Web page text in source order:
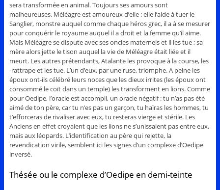
sera transformée en animal. Toujours ses amours sont
malheureuses. Méléagre est amoureux d’elle : elle l’aide à tuer le
Sanglier, monstre auquel comme chaque héros grec, il a à se mesurer
pour conquérir le royaume auquel il a droit et la femme qu’il aime.
Mais Méléagre se dispute avec ses oncles maternels et il les tue ; sa
mère alors jette le tison auquel la vie de Méléagre était liée et il
meurt. Les autres prétendants, Atalante les provoque à la course, les
-rattrape et les tue. L’un d’eux, par une ruse, triomphe. A peine les
époux ont-ils célébré leurs noces que les dieux irrites (les époux ont
consommé le coït dans un temple) les transforment en lions. Comme
pour Oedipe, l’oracle est accompli, un oracle négatif : tu n’as pas été
aimé de ton père, car tu n’es pas un garçon, tu haïras les hommes, tu
t’efforceras de rivaliser avec eux, tu resteras vierge et stérile. Les
Anciens en effet croyaient que les lions ne s’unissaient pas entre eux,
mais aux léopards. L’identification au père qui rejette, la
revendication virile, semblent ici les signes d’un complexe d’Oedipe
inversé.
Thésée ou le complexe d’Oedipe en demi-teinte